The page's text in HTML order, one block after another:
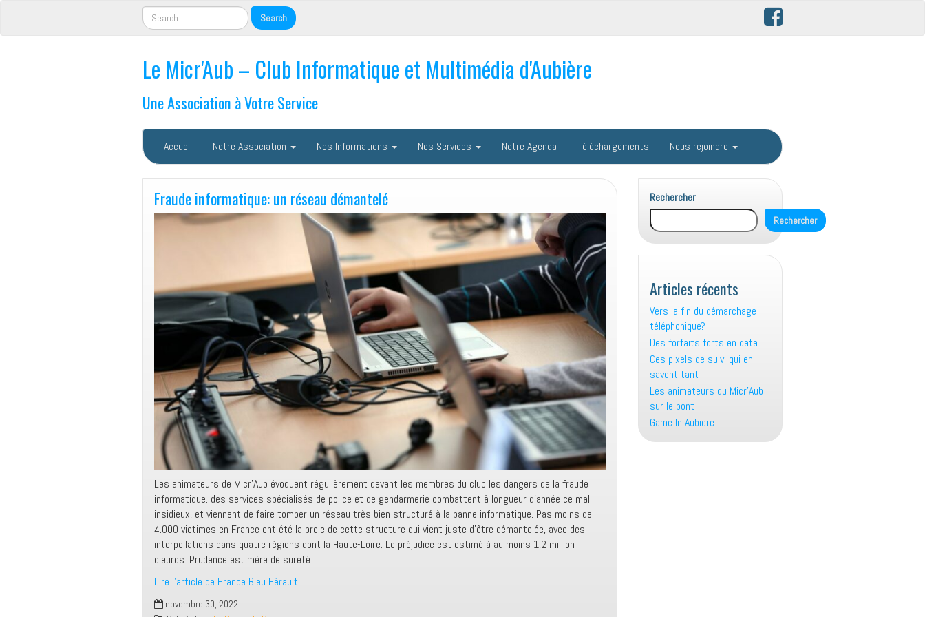
Le Micr'Aub – Club Informatique et Multimédia d'Aubière
Une Association à Votre Service
Accueil Notre Association Nos Informations Nos Services Notre Agenda Téléchargements Nous rejoindre
Fraude informatique: un réseau démantelé
Les animateurs de Micr’Aub évoquent régulièrement devant les membres du club les dangers de la fraude
informatique. des services spécialisés de police et de gendarmerie combattent à longueur d’année ce mal
insidieux, et viennent de faire tomber un réseau très bien structuré à la panne informatique. Pas moins de
4.000 victimes en France ont été la proie de cette structure qui vient juste d’être démantelée, avec des
interpellations dans quatre régions dont la Haute-Loire. Le préjudice est estimé à au moins 1,2 million
d’euros. Prudence est mère de sureté.
Lire l’article de France Bleu Hérault
novembre 30, 2022
Rechercher
Rechercher
Articles récents
Vers la fin du démarchage
téléphonique?
Des forfaits forts en data
Ces pixels de suivi qui en
savent tant
Les animateurs du Micr’Aub
sur le pont
Game In Aubiere